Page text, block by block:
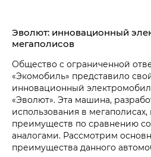
Эволют: инновационный
мегаполисов
Общество с ограниченной
«Экомобиль» представило
инновационный
«Эволют». Эта машина,
использования в
преимуществ по сравнению
аналогами. Рассмотрим
преимущества данного